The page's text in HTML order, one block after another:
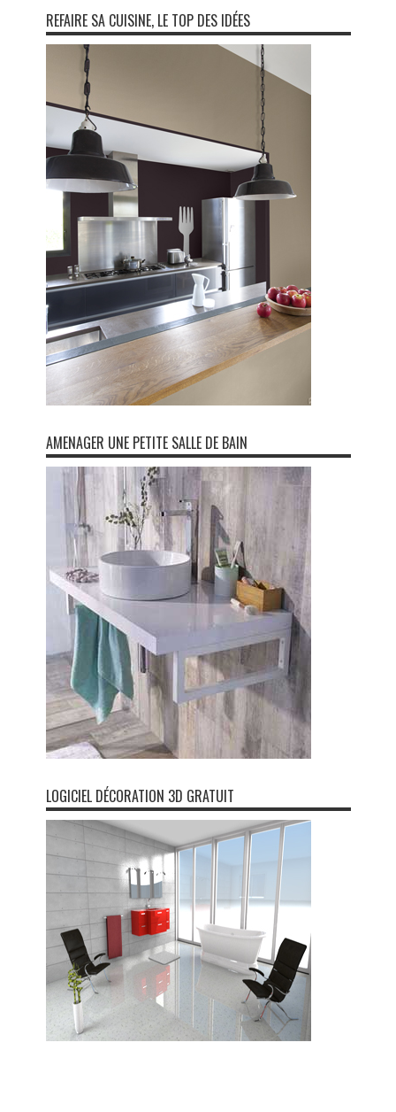
REFAIRE SA CUISINE, LE TOP DES IDÉES
AMENAGER UNE PETITE SALLE DE BAIN
LOGICIEL DÉCORATION 3D GRATUIT